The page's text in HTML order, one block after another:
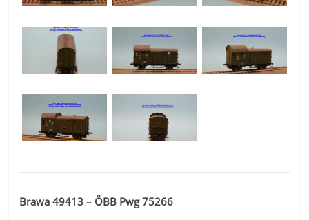
Brawa 49413 – ÖBB Pwg 75266